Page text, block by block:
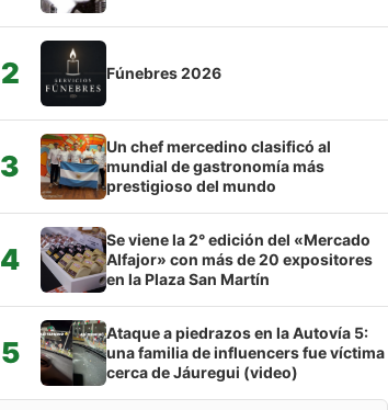
2 Fúnebres 2026
3
Un chef mercedino clasificó al
mundial de gastronomía más
prestigioso del mundo
4
Se viene la 2° edición del «Mercado
Alfajor» con más de 20 expositores
en la Plaza San Martín
5
Ataque a piedrazos en la Autovía 5:
una familia de influencers fue víctima
cerca de Jáuregui (video)